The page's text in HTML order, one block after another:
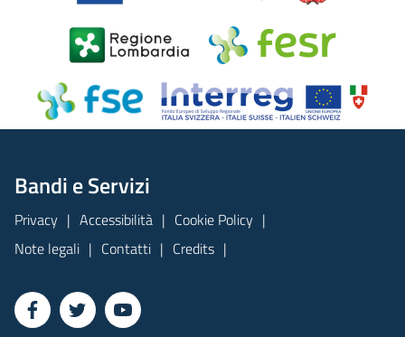
Bandi e Servizi
Privacy Accessibilità
Cookie Policy
Note legali
Contatti Credits